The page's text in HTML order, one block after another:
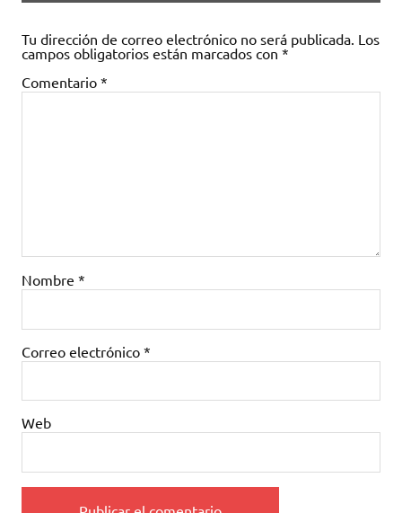
Tu dirección de correo electrónico no será publicada. Los
campos obligatorios están marcados con *
Comentario *
Nombre *
Correo electrónico *
Web